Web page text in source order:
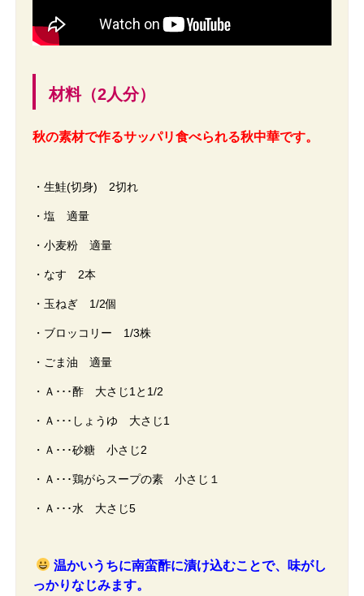
材料（2人分）
秋の素材で作るサッパリ食べられる秋中華です。
・生鮭(切身) 2切れ
・塩 適量
・小麦粉 適量
・なす 2本
・玉ねぎ 1/2個
・ブロッコリー 1/3株
・ごま油 適量
・Ａ･･･酢 大さじ1と1/2
・Ａ･･･しょうゆ 大さじ1
・Ａ･･･砂糖 小さじ2
・Ａ･･･鶏がらスープの素 小さじ１
・Ａ･･･水 大さじ5
温かいうちに南蛮酢に漬け込むことで、味がし
っかりなじみます。